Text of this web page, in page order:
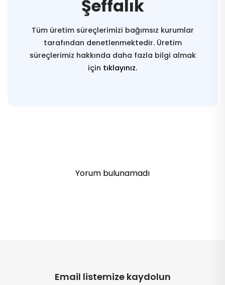
Şeffalık
Tüm üretim süreçlerimizi bağımsız kurumlar
tarafından denetlenmektedir. Üretim
süreçlerimiz hakkında daha fazla bilgi almak
için tıklayınız.
Yorum bulunamadı
Email listemize kaydolun